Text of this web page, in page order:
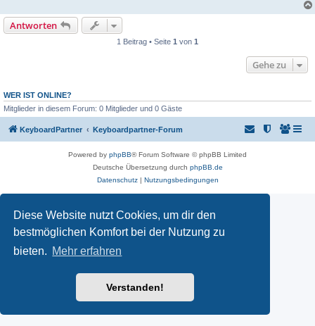
Diese Website nutzt Cookies, um dir den
bestmöglichen Komfort bei der Nutzung zu
bieten. Mehr erfahren
Verstanden!
Antworten
1 Beitrag • Seite 1 von 1
Gehe zu
WER IST ONLINE?
Mitglieder in diesem Forum: 0 Mitglieder und 0 Gäste
KeyboardPartner Keyboardpartner-Forum
Powered by phpBB® Forum Software © phpBB Limited
Deutsche Übersetzung durch phpBB.de
Datenschutz| Nutzungsbedingungen